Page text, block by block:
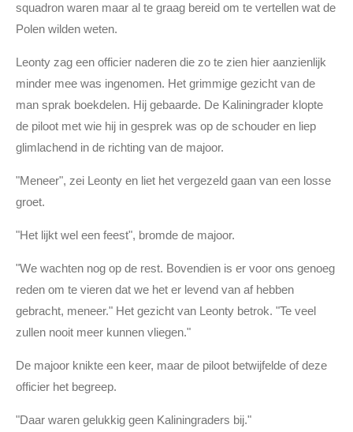
squadron waren maar al te graag bereid om te vertellen wat de
Polen wilden weten.
Leonty zag een officier naderen die zo te zien hier aanzienlijk
minder mee was ingenomen. Het grimmige gezicht van de
man sprak boekdelen. Hij gebaarde. De Kaliningrader klopte
de piloot met wie hij in gesprek was op de schouder en liep
glimlachend in de richting van de majoor.
"Meneer", zei Leonty en liet het vergezeld gaan van een losse
groet.
"Het lijkt wel een feest", bromde de majoor.
"We wachten nog op de rest. Bovendien is er voor ons genoeg
reden om te vieren dat we het er levend van af hebben
gebracht, meneer." Het gezicht van Leonty betrok. "Te veel
zullen nooit meer kunnen vliegen."
De majoor knikte een keer, maar de piloot betwijfelde of deze
officier het begreep.
"Daar waren gelukkig geen Kaliningraders bij."